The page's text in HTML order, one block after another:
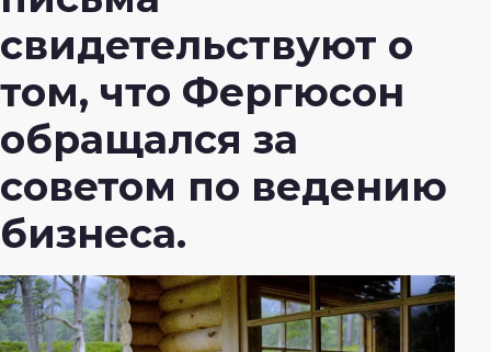
свидетельствуют о
том, что Фергюсон
обращался за
советом по ведению
бизнеса.